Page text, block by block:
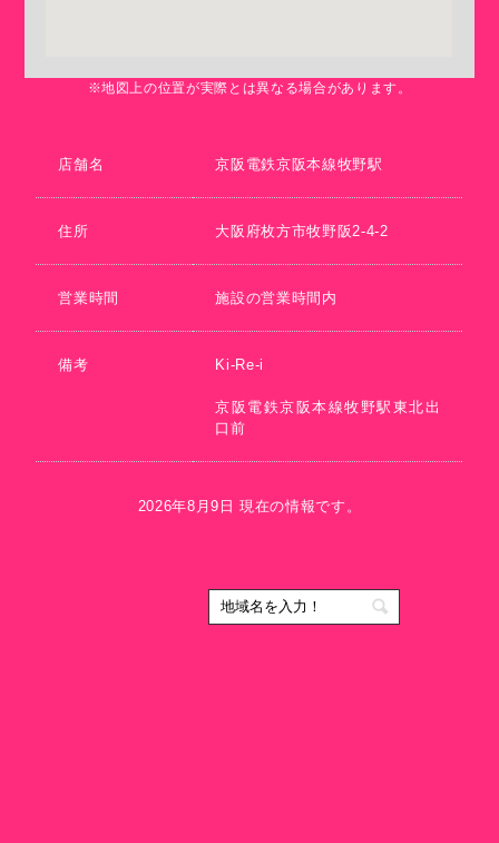
※地図上の位置が実際とは異なる場合があります。
店舗名 京阪電鉄京阪本線牧野駅
住所 大阪府枚方市牧野阪2-4-2
営業時間 施設の営業時間内
備考 Ki-Re-i
京阪電鉄京阪本線牧野駅東北出
口前
2026年8月9日 現在の情報です。